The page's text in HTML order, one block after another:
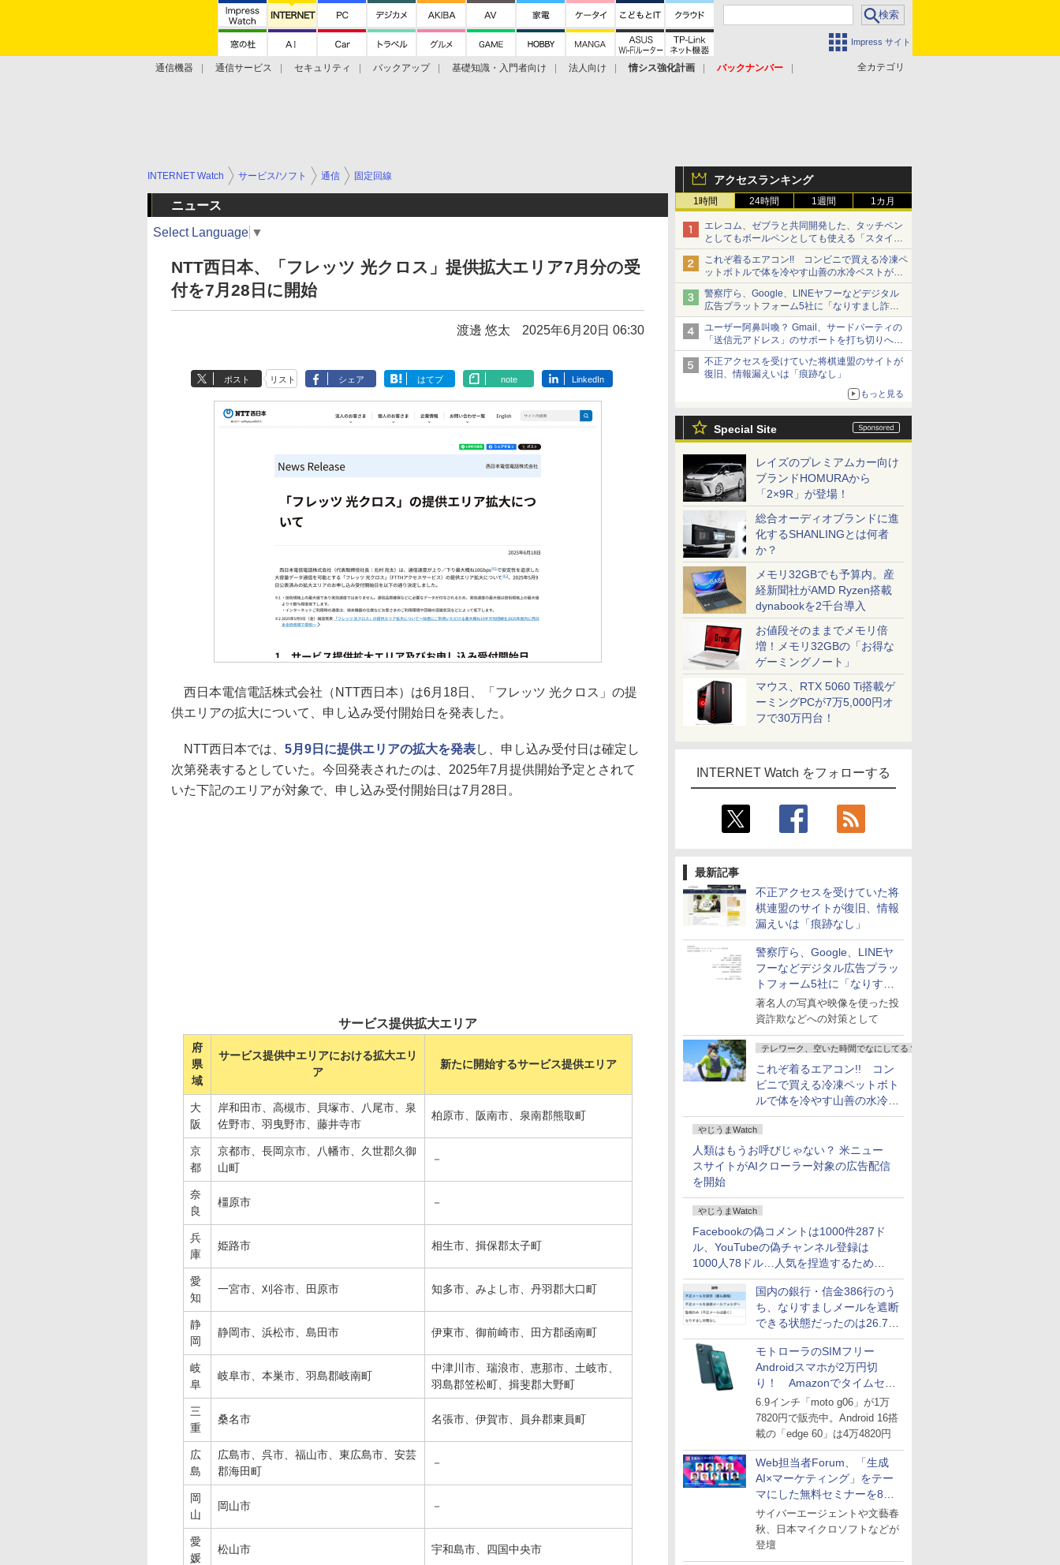
Impress サイト
全カテゴリ
通信機器 通信サービス セキュリティ バックアップ 基礎知識・入門者向け 法人向け 情シス強化計画
バックナンバー
アクセスランキング
1時間 24時間 1週間 1カ月
エレコム、ゼブラと共同開発した、タッチペン
としてもボールペンとしても使える「スタイラ
スツーウェイ」発売 iPadにも紙にも、持ち替
えずに書き込める
これぞ着るエアコン!! コンビニで買える冷凍ペ
ットボトルで体を冷やす山善の水冷ベストがロ
ードバイクにちょうどいい【ぼっち・ざ・ろー
ど！その14】【空いた時間でなにしてる？】
警察庁ら、Google、LINEヤフーなどデジタル
広告プラットフォーム5社に「なりすまし詐欺
広告」対策強化を要請 著名人の写真や映像を
使った投資詐欺などへの対策として
ユーザー阿鼻叫喚？ Gmail、サードパーティの
「送信元アドレス」のサポートを打ち切りへ
【やじうまWatch】
不正アクセスを受けていた将棋連盟のサイトが
復旧、情報漏えいは「痕跡なし」
もっと見る
Special Site
レイズのプレミアムカー向け
ブランドHOMURAから
「2×9R」が登場！
総合オーディオブランドに進
化するSHANLINGとは何者
か？
メモリ32GBでも予算内。産
経新聞社がAMD Ryzen搭載
dynabookを2千台導入
お値段そのままでメモリ倍
増！メモリ32GBの「お得な
ゲーミングノート」
マウス、RTX 5060 Ti搭載ゲ
ーミングPCが7万5,000円オ
フで30万円台！
INTERNET Watch をフォローする
最新記事
不正アクセスを受けていた将
棋連盟のサイトが復旧、情報
漏えいは「痕跡なし」
警察庁ら、Google、LINEヤ
フーなどデジタル広告プラッ
トフォーム5社に「なりすま
し詐欺広告」対策強化を要請
著名人の写真や映像を使った投
資詐欺などへの対策として
テレワーク、空いた時間でなにしてる？
これぞ着るエアコン!! コン
ビニで買える冷凍ペットボト
ルで体を冷やす山善の水冷ベ
ストがロードバイクにちょう
どいい【ぼっち・ざ・ろー
ど！その14】
やじうまWatch
人類はもうお呼びじゃない？ 米ニュー
スサイトがAIクローラー対象の広告配信
を開始
やじうまWatch
Facebookの偽コメントは1000件287ド
ル、YouTubeの偽チャンネル登録は
1000人78ドル…人気を捏造するための
価格リストが公開中
国内の銀行・信金386行のう
ち、なりすましメールを遮断
できる状態だったのは26.7％
にとどまる～GMOブランド
セキュリティ調査
モトローラのSIMフリー
Androidスマホが2万円切
り！ Amazonでタイムセー
ル
6.9インチ「moto g06」が1万
7820円で販売中。Android 16搭
載の「edge 60」は4万4820円
Web担当者Forum、「生成
AI×マーケティング」をテー
マにした無料セミナーを8月
27日にオンライン開催
サイバーエージェントや文藝春
秋、日本マイクロソフトなどが
登壇
INTERNET Watch サービス/ソフト 通信 固定回線
ニュース
Select Language ▼
NTT西日本、「フレッツ 光クロス」提供拡大エリア7月分の受
付を7月28日に開始
渡邊 悠太 2025年6月20日 06:30
ポスト リスト シェア はてブ note LinkedIn
西日本電信電話株式会社（NTT西日本）は6月18日、「フレッツ 光クロス」の提
供エリアの拡大について、申し込み受付開始日を発表した。
NTT西日本では、 5月9日に提供エリアの拡大を発表し、申し込み受付日は確定し
次第発表するとしていた。今回発表されたのは、2025年7月提供開始予定とされて
いた下記のエリアが対象で、申し込み受付開始日は7月28日。
サービス提供拡大エリア
府
県
域
サービス提供中エリアにおける拡大エリ
ア
新たに開始するサービス提供エリア
大
阪
岸和田市、高槻市、貝塚市、八尾市、泉
佐野市、羽曳野市、藤井寺市
柏原市、阪南市、泉南郡熊取町
京
都
京都市、長岡京市、八幡市、久世郡久御
山町
－
奈
良
橿原市 －
兵
庫
姫路市 相生市、揖保郡太子町
愛
知
一宮市、刈谷市、田原市 知多市、みよし市、丹羽郡大口町
静
岡
静岡市、浜松市、島田市 伊東市、御前崎市、田方郡函南町
岐
阜
岐阜市、本巣市、羽島郡岐南町
中津川市、瑞浪市、恵那市、土岐市、
羽島郡笠松町、揖斐郡大野町
三
重
桑名市 名張市、伊賀市、員弁郡東員町
広
島
広島市、呉市、福山市、東広島市、安芸
郡海田町
－
岡
山
岡山市 －
愛
媛
松山市 宇和島市、四国中央市